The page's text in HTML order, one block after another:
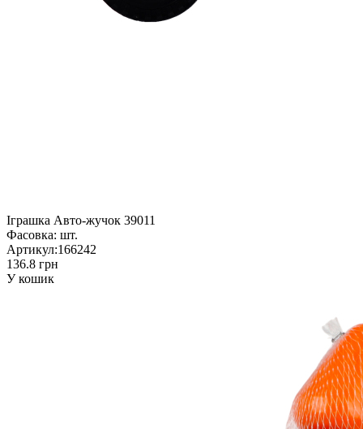
Іграшка Авто-жучок 39011
Фасовка: шт.
Артикул:166242
136.8 грн
У кошик